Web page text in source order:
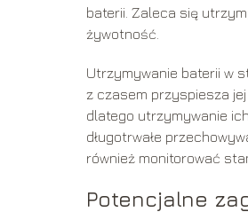
baterii. Zaleca się
żywotność.
Utrzymywanie baterii w
z czasem przyspiesza
dlatego utrzymywanie
długotrwałe
również monitorować
Potencjalne